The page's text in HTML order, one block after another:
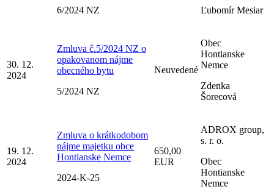
6/2024 NZ
Ľubomír Mesiar
30. 12.
2024
Zmluva č.5/2024 NZ o
opakovanom nájme
obecného bytu
5/2024 NZ
Neuvedené
Obec
Hontianske
Nemce
Zdenka
Šorecová
19. 12.
2024
Zmluva o krátkodobom
nájme majetku obce
Hontianske Nemce
2024-K-25
650,00
EUR
ADROX group,
s. r. o.
Obec
Hontianske
Nemce